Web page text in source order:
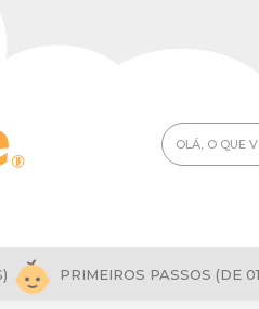
PRIMEIROS PASSOS (DE